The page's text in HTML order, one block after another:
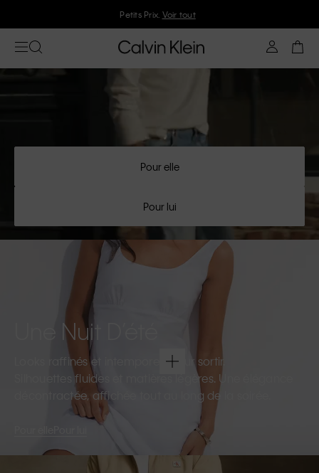
Petits Prix. Voir tout
Pour elle
Pour lui
Une Nuit D’été
Looks raffinés et intemporels pour sortir.
Silhouettes fluides et matières légères. Une élégance
décontractée, affichée tout au long de la soirée.